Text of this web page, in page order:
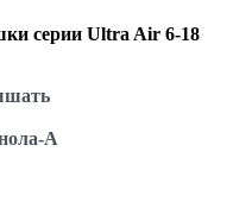
серии Ultra Air 6-18
А